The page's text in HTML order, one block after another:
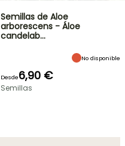
Semillas de Aloe
arborescens - Áloe
candelab…
No disponible
Desde6,90 €
Semillas